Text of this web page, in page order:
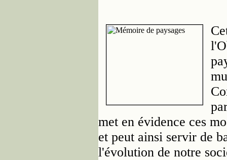
met en évidence ces
et peut ainsi servir de
l'évolution de notre